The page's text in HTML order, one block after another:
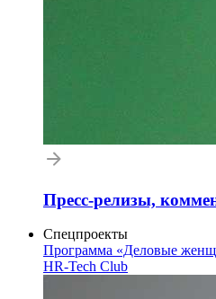
Пресс-релизы,
Спецпроекты
Программа «Деловые
HR-Tech Club